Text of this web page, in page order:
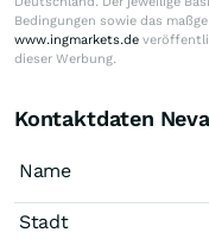
Bedingungen sowie das
www.ingmarkets.de
dieser Werbung.
Kontaktdaten
Name
Stadt